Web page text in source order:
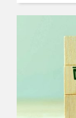
شرکت‌ها در صنایع